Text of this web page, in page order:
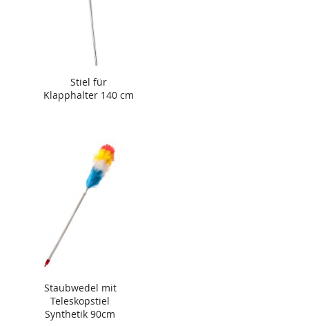
Stiel für
Klapphalter 140 cm
Staubwedel mit
Teleskopstiel
Synthetik 90cm